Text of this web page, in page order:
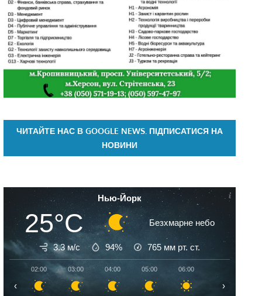
ЧИТАЙТЕ НАС В GOOGLE NEWS. ПІДПИСАТИСЯ НА
НОВИНИ
Нью-Йорк
25°C Безхмарне небо
3.3 м/с 94% 765 мм рт. ст.
02:00 03:00 04:00 05:00 06:00
‹ ›